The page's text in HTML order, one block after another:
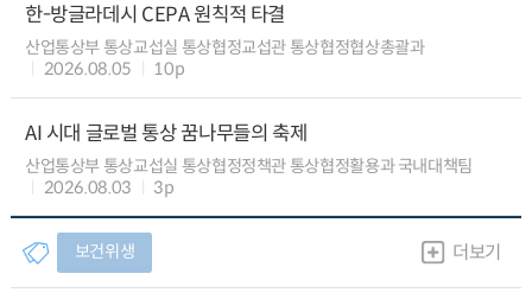
한-방글라데시 CEPA 원칙적 타결
산업통상부 통상교섭실 통상협정교섭관 통상협정협상총괄과
2026.08.05
10p
AI 시대 글로벌 통상 꿈나무들의 축제
산업통상부 통상교섭실 통상협정정책관 통상협정활용과 국내대책팀
2026.08.03
3p
보건위생 더보기